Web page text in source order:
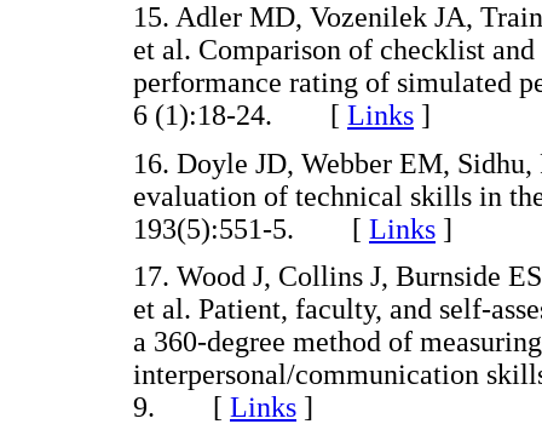
15. Adler MD, Vozenilek JA,
et al. Comparison of checklist
performance rating of simulated
6 (1):18-24. [ Links ]
16. Doyle JD, Webber EM,
evaluation of technical skills in
193(5):551-5. [ Links ]
17. Wood J, Collins J, Burnside
et al. Patient, faculty, and self-
a 360-degree method of
interpersonal/communication
9. [ Links ]